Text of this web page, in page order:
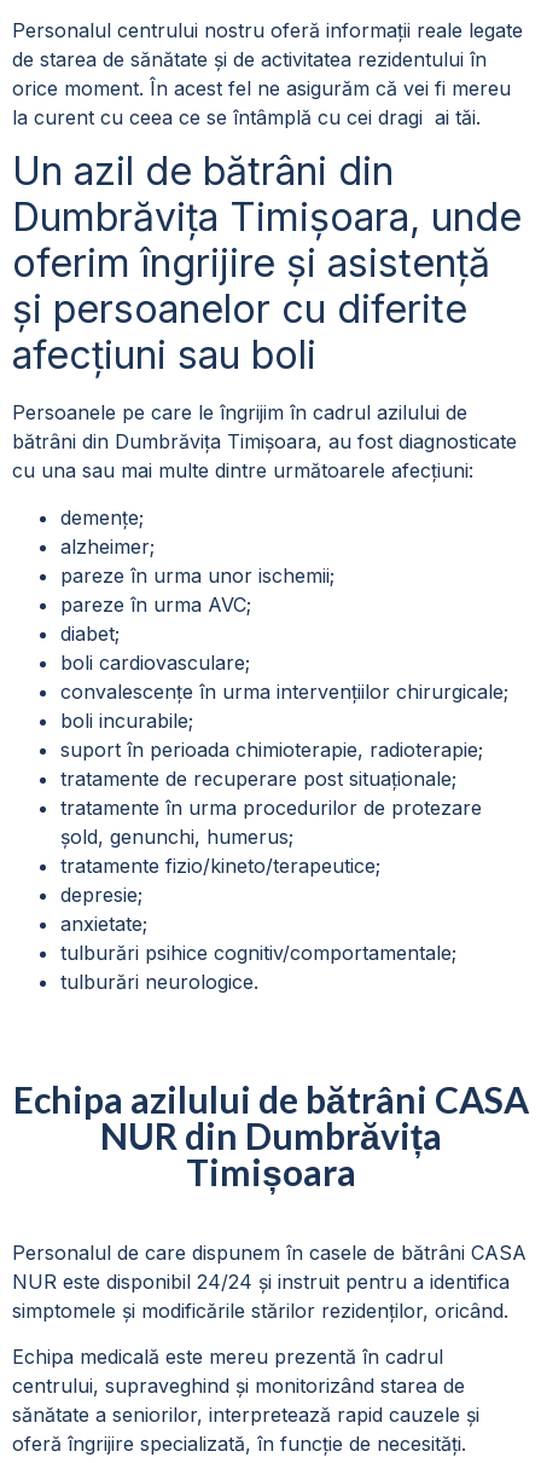
Personalul centrului nostru oferă informații reale legate
de starea de sănătate și de activitatea rezidentului în
orice moment. În acest fel ne asigurăm că vei fi mereu
la curent cu ceea ce se întâmplă cu cei dragi ai tăi.
Un azil de bătrâni din
Dumbrăvița Timișoara, unde
oferim îngrijire și asistență
și persoanelor cu diferite
afecțiuni sau boli
Persoanele pe care le îngrijim în cadrul azilului de
bătrâni din Dumbrăvița Timișoara, au fost diagnosticate
cu una sau mai multe dintre următoarele afecțiuni:
demențe;
alzheimer;
pareze în urma unor ischemii;
pareze în urma AVC;
diabet;
boli cardiovasculare;
convalescențe în urma intervențiilor chirurgicale;
boli incurabile;
suport în perioada chimioterapie, radioterapie;
tratamente de recuperare post situaționale;
tratamente în urma procedurilor de protezare
șold, genunchi, humerus;
tratamente fizio/kineto/terapeutice;
depresie;
anxietate;
tulburări psihice cognitiv/comportamentale;
tulburări neurologice.
Echipa azilului de bătrâni CASA
NUR din Dumbrăvița
Timișoara
Personalul de care dispunem în casele de bătrâni CASA
NUR este disponibil 24/24 și instruit pentru a identifica
simptomele și modificările stărilor rezidenților, oricând.
Echipa medicală este mereu prezentă în cadrul
centrului, supraveghind și monitorizând starea de
sănătate a seniorilor, interpretează rapid cauzele și
oferă îngrijire specializată, în funcție de necesități.